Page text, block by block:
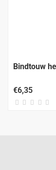
Bindtouw
€6,35